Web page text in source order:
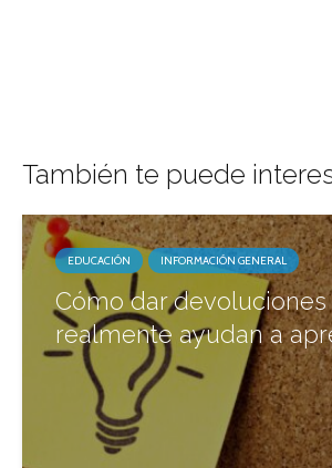
También te puede
EDUCACIÓN INFORMACIÓN GENERAL
Cómo dar
realmente ayudan a